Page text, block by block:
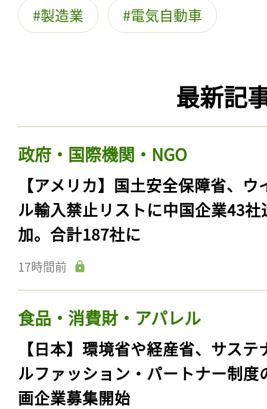
製造業 電気自動車
最新記
政府・国際機関・NGO
【アメリカ】国土安全保障省、ウ
ル輸入禁止リストに中国企業43社
加。合計187社に
17時間前
食品・消費財・アパレル
【日本】環境省や経産省、サステ
ルファッション・パートナー制度
画企業募集開始